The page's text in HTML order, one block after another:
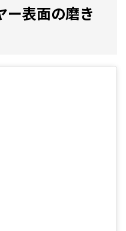
ー表面の磨き